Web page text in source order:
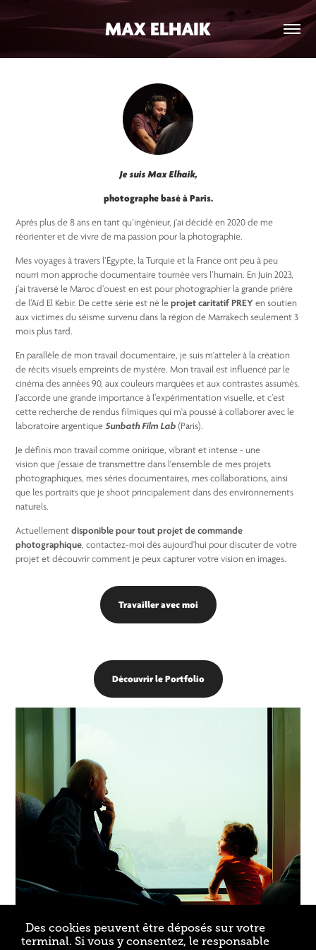
MAX ELHAIK
Je suis Max Elhaik,
photographe basé à Paris.
Après plus de 8 ans en tant qu’ingénieur, j'ai décidé en 2020 de me
réorienter et de vivre de ma passion pour la photographie.
Mes voyages à travers l’Égypte, la Turquie et la France ont peu à peu
nourri mon approche documentaire tournée vers l’humain. En Juin 2023,
j’ai traversé le Maroc d’ouest en est pour photographier la grande prière
de l’Aïd El Kebir. De cette série est né leprojet caritatif PREY en soutien
aux victimes du séisme survenu dans la région de Marrakech seulement 3
mois plus tard.
En parallèle de mon travail documentaire, je suis m'atteler à la création
de récits visuels empreints de mystère. Mon travail est influencé par le
cinéma des années 90, aux couleurs marquées et aux contrastes assumés.
J’accorde une grande importance à l’expérimentation visuelle, et c’est
cette recherche de rendus filmiques qui m'a poussé à collaborer avec le
laboratoire argentique Sunbath Film Lab (Paris).
Je définis mon travail comme onirique, vibrant et intense - une
vision que j'essaie de transmettre dans l'ensemble de mes projets
photographiques, mes séries documentaires, mes collaborations, ainsi
que les portraits que je shoot principalement dans des environnements
naturels.
Actuellementdisponible pour tout projet de commande
photographique , contactez-moi dès aujourd'hui pour discuter de votre
projet et découvrir comment je peux capturer votre vision en images.
Travailler avec moi
Découvrir le Portfolio
Des cookies peuvent être déposés sur votre
terminal. Si vous y consentez, le responsable